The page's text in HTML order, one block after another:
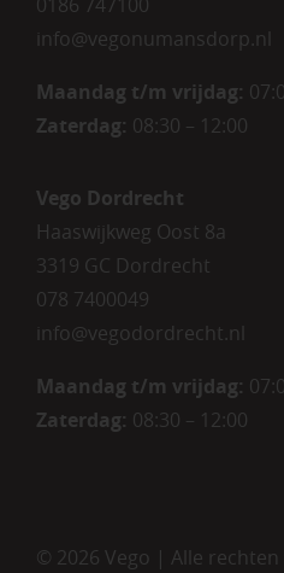
info@vegonumansdorp.nl
Maandag t/m vrijdag:
Zaterdag: 08:30 – 12:00
Vego Dordrecht
Haaswijkweg Oost 8a
3319 GC Dordrecht
078 7400049
info@vegodordrecht.nl
Maandag t/m vrijdag:
Zaterdag: 08:30 – 12:00
© 2026 Vego | Alle